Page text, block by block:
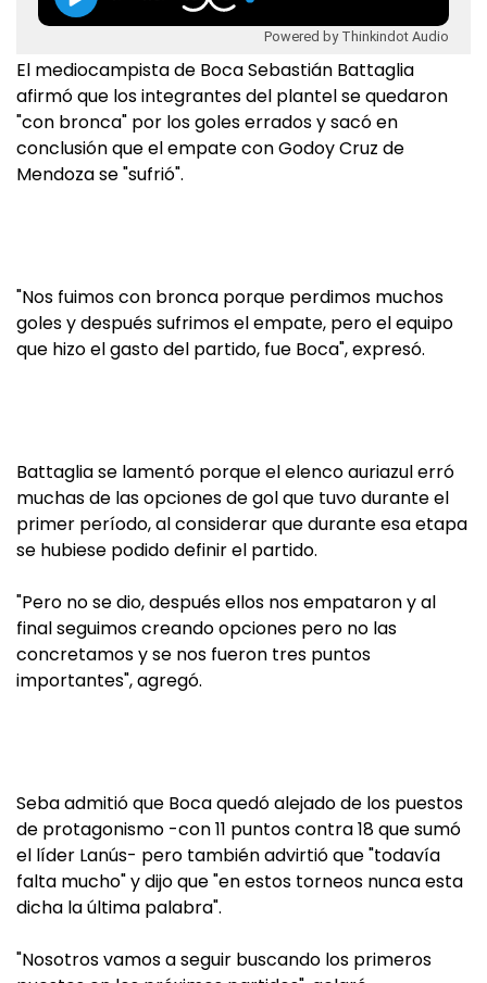
Powered by Thinkindot Audio
El mediocampista de Boca Sebastián Battaglia
afirmó que los integrantes del plantel se quedaron
"con bronca" por los goles errados y sacó en
conclusión que el empate con Godoy Cruz de
Mendoza se "sufrió".
"Nos fuimos con bronca porque perdimos muchos
goles y después sufrimos el empate, pero el equipo
que hizo el gasto del partido, fue Boca", expresó.
Battaglia se lamentó porque el elenco auriazul erró
muchas de las opciones de gol que tuvo durante el
primer período, al considerar que durante esa etapa
se hubiese podido definir el partido.
"Pero no se dio, después ellos nos empataron y al
final seguimos creando opciones pero no las
concretamos y se nos fueron tres puntos
importantes", agregó.
Seba admitió que Boca quedó alejado de los puestos
de protagonismo -con 11 puntos contra 18 que sumó
el líder Lanús- pero también advirtió que "todavía
falta mucho" y dijo que "en estos torneos nunca esta
dicha la última palabra".
"Nosotros vamos a seguir buscando los primeros